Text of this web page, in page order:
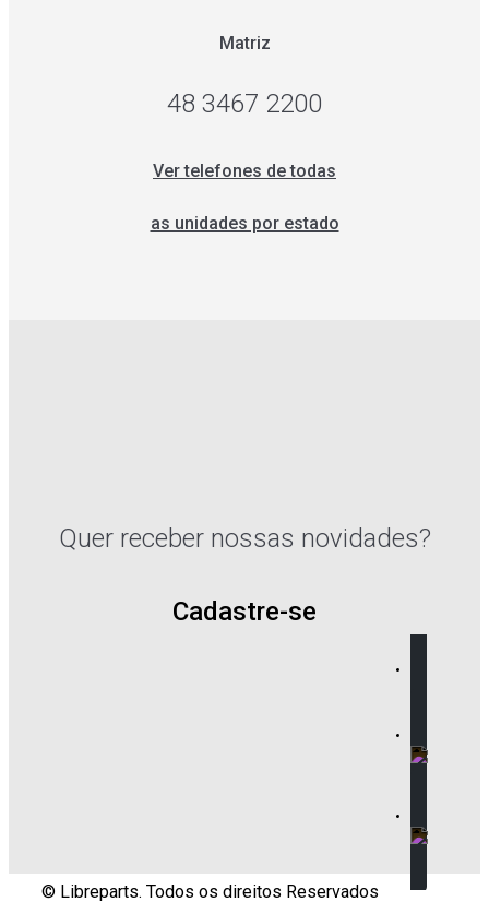
Matriz
48 3467 2200
Ver telefones de todas
as unidades por estado
Quer receber nossas novidades?
Cadastre-se
© Libreparts. Todos os direitos Reservados